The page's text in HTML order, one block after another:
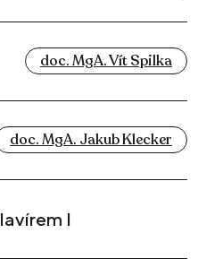
doc. MgA. Vít Spilka
doc. MgA. Jakub Klecker
I